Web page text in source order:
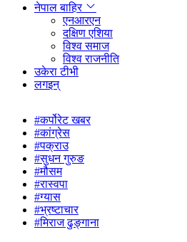
नेपाल बाहिर
एनआरएन
दक्षिण एशिया
विश्व समाज
विश्व राजनीति
उकेरा टीभी
लगइन्
#कर्पोरेट खबर
#कांग्रेस
#पक्राउ
#सुधन गुरुङ
#मौसम
#रास्वपा
#ग्यास
#भ्रष्टाचार
#मिराज ढुङ्गाना